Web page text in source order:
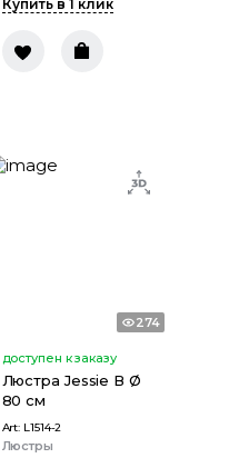
Купить в 1 клик
274
доступен к заказу
Люстра Jessie В Ø
80 см
Art: L1514-2
Люстры